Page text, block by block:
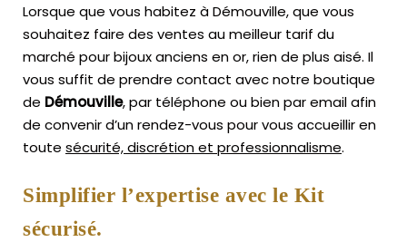
Lorsque que vous habitez à Démouville, que vous
souhaitez faire des ventes au meilleur tarif du
marché pour bijoux anciens en or, rien de plus aisé. Il
vous suffit de prendre contact avec notre boutique
de Démouville, par téléphone ou bien par email afin
de convenir d’un rendez-vous pour vous accueillir en
toute sécurité, discrétion et professionnalisme.
Simplifier l’expertise avec le Kit
sécurisé.